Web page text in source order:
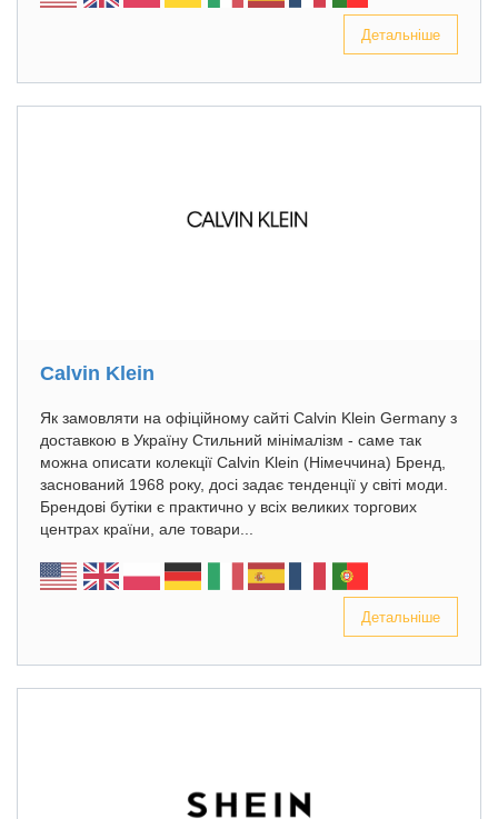
Детальніше
Calvin Klein
Як замовляти на офіційному сайті Calvin Klein Germany з
доставкою в Україну Стильний мінімалізм - саме так
можна описати колекції Calvin Klein (Німеччина) Бренд,
заснований 1968 року, досі задає тенденції у світі моди.
Брендові бутіки є практично у всіх великих торгових
центрах країни, але товари...
Детальніше